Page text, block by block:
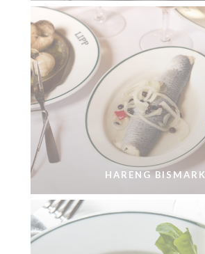
HARENG BISMARK